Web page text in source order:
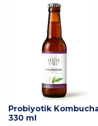
Probiyotik
330 ml